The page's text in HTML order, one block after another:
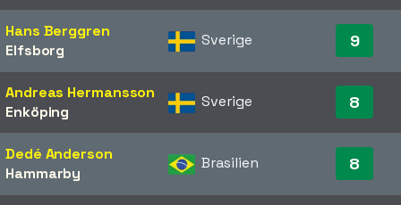
Hans Berggren
Elfsborg
Sverige 9
Andreas Hermansson
Enköping
Sverige 8
Dedé Anderson
Hammarby
Brasilien 8